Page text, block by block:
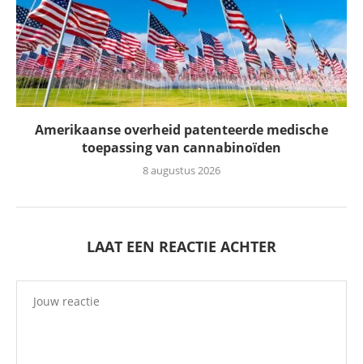
Amerikaanse overheid patenteerde medische
toepassing van cannabinoïden
8 augustus 2026
LAAT EEN REACTIE ACHTER